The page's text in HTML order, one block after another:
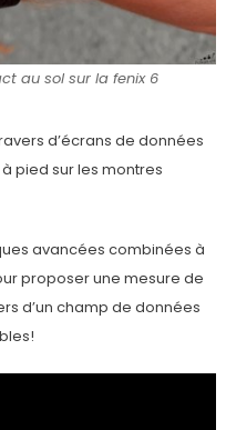
au sol sur la fenix 6
d’écrans de données
pied sur les montres
avancées combinées à
proposer une mesure de
d’un champ de données